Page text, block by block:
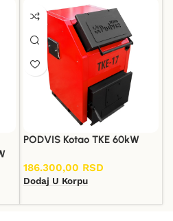
PODVIS Kotao TKE 60kW
186.300,00 RSD
Dodaj U Korpu